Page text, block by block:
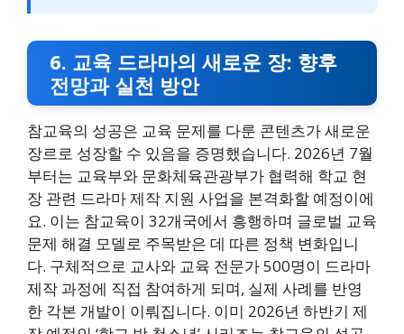
6. 교육 드라마의 새로운 장: 향후
전망과 실천 방안
참교육의 성공은 교육 문제를 다룬 콘텐츠가 새로운
장르로 성장할 수 있음을 증명했습니다. 2026년 7월
부터는 교육부와 문화체육관광부가 협력해 학교 현
장 관련 드라마 제작 지원 사업을 본격화할 예정이에
요. 이는 참교육이 32개국에서 흥행하며 글로벌 교육
문제 해결 모델로 주목받은 데 따른 정책 변화입니
다. 구체적으로 교사와 교육 전문가 500명이 드라마
제작 과정에 직접 참여하게 되며, 실제 사례를 반영
한 각본 개발이 이뤄집니다. 이미 2026년 하반기 제